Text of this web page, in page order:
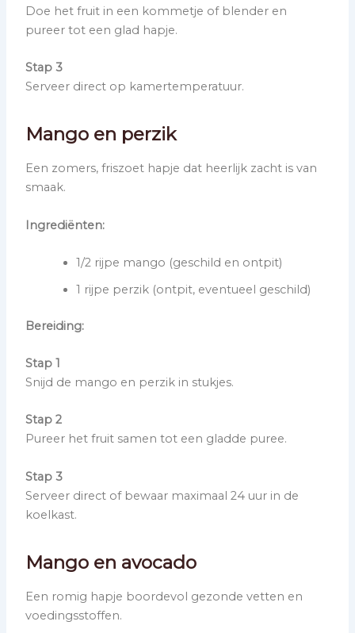
Doe het fruit in een kommetje of blender en
pureer tot een glad hapje.
Stap 3
Serveer direct op kamertemperatuur.
Mango en perzik
Een zomers, friszoet hapje dat heerlijk zacht is van
smaak.
Ingrediënten:
1/2 rijpe mango (geschild en ontpit)
1 rijpe perzik (ontpit, eventueel geschild)
Bereiding:
Stap 1
Snijd de mango en perzik in stukjes.
Stap 2
Pureer het fruit samen tot een gladde puree.
Stap 3
Serveer direct of bewaar maximaal 24 uur in de
koelkast.
Mango en avocado
Een romig hapje boordevol gezonde vetten en
voedingsstoffen.